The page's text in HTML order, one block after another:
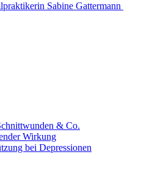
Sabine Gattermann
& Co.
Wirkung
bei Depressionen